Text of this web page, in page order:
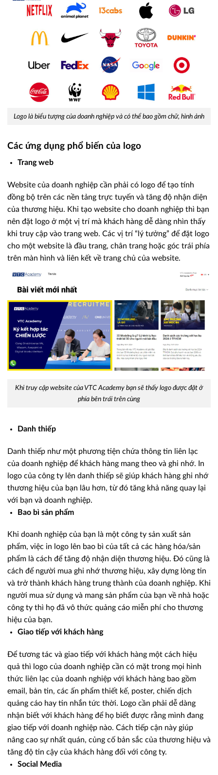
Logo là biểu tượng của doanh nghiệp và có thể bao gồm chữ, hình ảnh
Các ứng dụng phổ biến của logo
Trang web
Website của doanh nghiệp cần phải có logo để tạo tính
đồng bộ trên các nền tảng trực tuyến và tăng độ nhận diện
của thương hiệu. Khi tạo website cho doanh nghiệp thì bạn
nên đặt logo ở một vị trí mà khách hàng dễ dàng nhìn thấy
khi truy cập vào trang web. Các vị trí “lý tưởng” để đặt logo
cho một website là đầu trang, chân trang hoặc góc trái phía
trên màn hình và liên kết về trang chủ của website.
Khi truy cập website của VTC Academy bạn sẽ thấy logo được đặt ở
phía bên trái trên cùng
Danh thiếp
Danh thiếp như một phương tiện chứa thông tin liên lạc
của doanh nghiệp để khách hàng mang theo và ghi nhớ. In
logo của công ty lên danh thiếp sẽ giúp khách hàng ghi nhớ
thương hiệu của bạn lâu hơn, từ đó tăng khả năng quay lại
với bạn và doanh nghiệp.
Bao bì sản phẩm
Khi doanh nghiệp của bạn là một công ty sản xuất sản
phẩm, việc in logo lên bao bì của tất cả các hàng hóa/sản
phẩm là cách để tăng độ nhận diện thương hiệu. Đó cũng là
cách để người mua ghi nhớ thương hiệu, xây dựng lòng tin
và trở thành khách hàng trung thành của doanh nghiệp. Khi
người mua sử dụng và mang sản phẩm của bạn về nhà hoặc
công ty thì họ đã vô thức quảng cáo miễn phí cho thương
hiệu của bạn.
Giao tiếp với khách hàng
Để tương tác và giao tiếp với khách hàng một cách hiệu
quả thì logo của doanh nghiệp cần có mặt trong mọi hình
thức liên lạc của doanh nghiệp với khách hàng bao gồm
email, bản tin, các ấn phẩm thiết kế, poster, chiến dịch
quảng cáo hay tin nhắn tức thời. Logo cần phải dễ dàng
nhận biết với khách hàng để họ biết được rằng mình đang
giao tiếp với doanh nghiệp nào. Cách tiếp cận này giúp
nâng cao sự nhất quán, củng cố bản sắc của thương hiệu và
tăng độ tin cậy của khách hàng đối với công ty.
Social Media